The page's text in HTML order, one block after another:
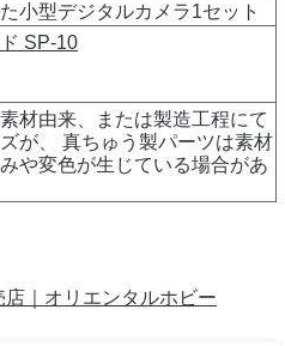
小型デジタルカメラ1セット
SP-10
材由来、または製造工程にて
が、 真ちゅう製パーツは素材
や変色が生じている場合があ
｜オリエンタルホビー